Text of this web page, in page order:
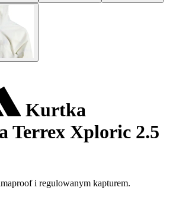
Kurtka
Terrex Xploric 2.5
i regulowanym kapturem.